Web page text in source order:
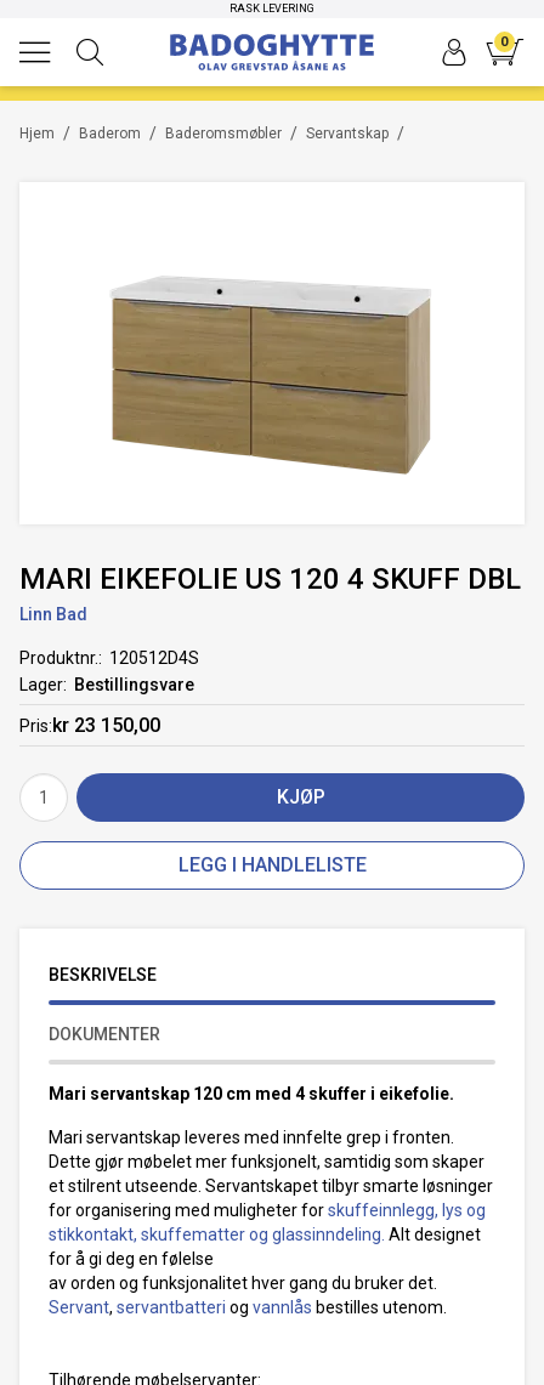
RASK LEVERING
HØYKVALITETS PRODUKTER
0
/
Hjem /
Baderom /
Baderomsmøbler /
Servantskap
MARI EIKEFOLIE US 120 4 SKUFF DBL
Linn Bad
Produktnr.
120512D4S
Lager
Bestillingsvare
Pris kr 23 150,00
KJØP
LEGG I HANDLELISTE
BESKRIVELSE
DOKUMENTER
Mari servantskap 120 cm med 4 skuffer i eikefolie.
Mari servantskap leveres med innfelte grep i fronten.
Dette gjør møbelet mer funksjonelt, samtidig som skaper
et stilrent utseende. Servantskapet tilbyr smarte løsninger
for organisering med muligheter forskuffeinnlegg, lys og
stikkontakt, skuffematter og glassinndeling. Alt designet
for å gi deg en følelse
av orden og funksjonalitet hver gang du bruker det.
Servant, servantbatteri og vannlås bestilles utenom.
Tilhørende møbelservanter: